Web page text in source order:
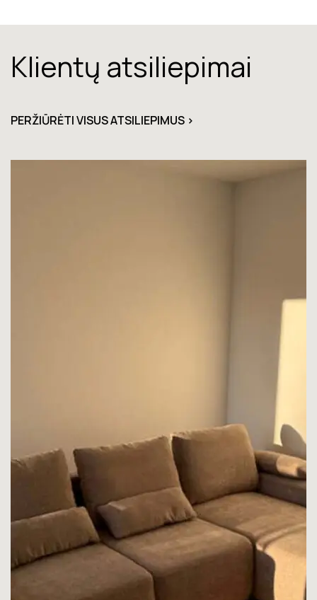
Klientų atsiliepimai
PERŽIŪRĖTI VISUS ATSILIEPIMUS >